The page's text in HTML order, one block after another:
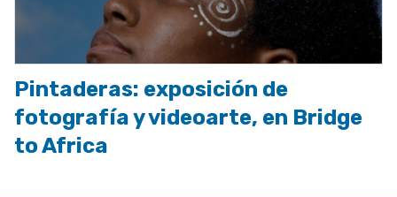
Pintaderas: exposición de
fotografía y videoarte, en Bridge
to Africa